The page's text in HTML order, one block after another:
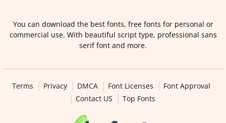
You can download the best fonts, free fonts for personal or
commercial use. With beautiful script type, professional sans
serif font and more.
Terms Privacy DMCA Font Licenses
Font Approval
Contact US
Top Fonts